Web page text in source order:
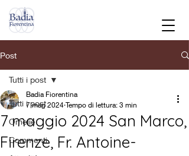
Post
Tutti i post
Omelie
Commenti
Tutti i post
7 maggio 2024 San Marco,
Firenze, Fr. Antoine-
Badia Fiorentina
7 mag 2024 Tempo di lettura: 3 min